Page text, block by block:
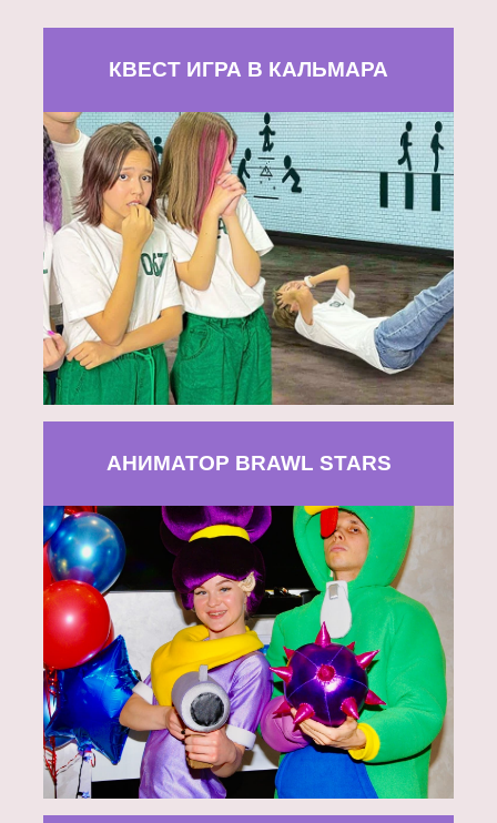
КВЕСТ ИГРА В КАЛЬМАРА
АНИМАТОР BRAWL STARS